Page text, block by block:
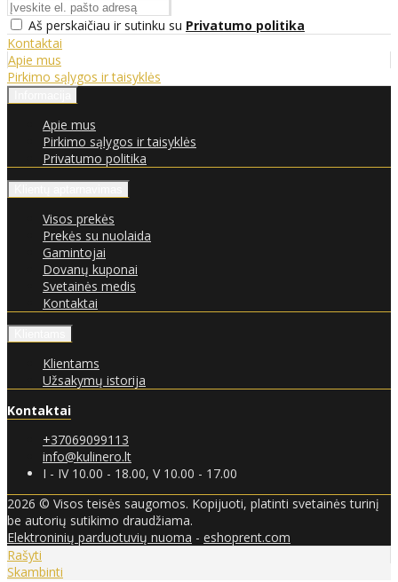
Aš perskaičiau ir sutinku su Privatumo politika
Kontaktai
Apie mus
Pirkimo sąlygos ir taisyklės
Apie mus
Pirkimo sąlygos ir taisyklės
Privatumo politika
Visos prekės
Prekės su nuolaida
Gamintojai
Dovanų kuponai
Svetainės medis
Kontaktai
Klientams
Užsakymų istorija
Kontaktai
+37069099113
info@kulinero.lt
I - IV 10.00 - 18.00, V 10.00 - 17.00
2026 © Visos teisės saugomos. Kopijuoti, platinti svetainės turinį
be autorių sutikimo draudžiama.
Elektroninių parduotuvių nuoma - eshoprent.com
Rašyti
Skambinti